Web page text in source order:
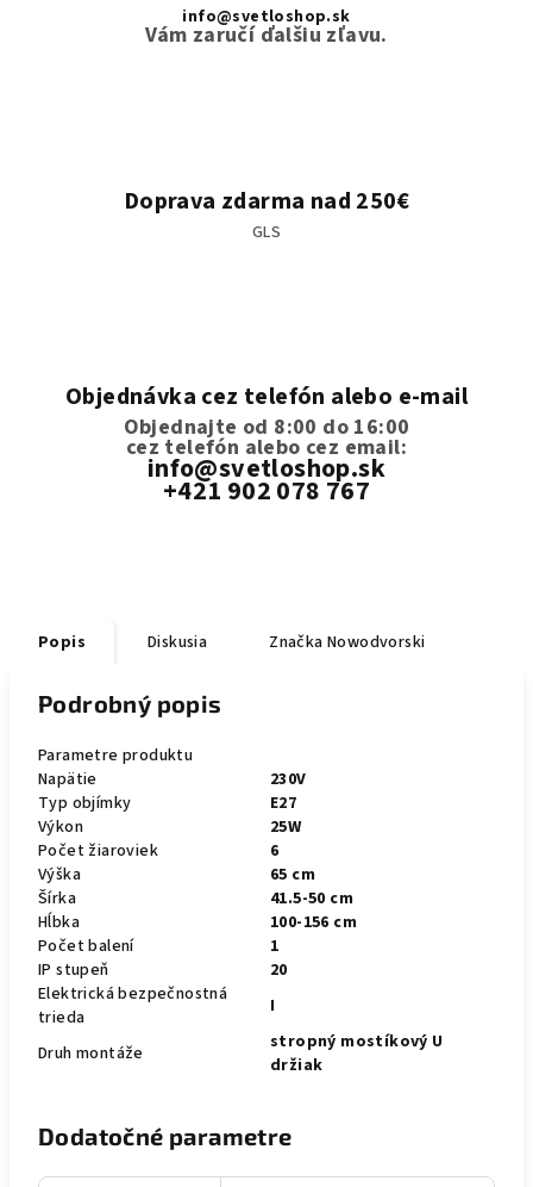
info@svetloshop.sk
Vám zaručí ďalšiu zľavu.
Doprava zdarma nad 250€
GLS
Objednávka cez telefón alebo e-mail
Objednajte od 8:00 do 16:00
cez telefón alebo cez email:
info@svetloshop.sk
+421 902 078 767
Popis Diskusia Značka Nowodvorski
Podrobný popis
Parametre produktu
Napätie
230V
Typ objímky
E27
Výkon
25W
Počet žiaroviek
6
Výška
65 cm
Šírka
41.5-50 cm
Hĺbka
100-156 cm
Počet balení
1
IP stupeň
20
Elektrická bezpečnostná
trieda
I
Druh montáže
stropný mostíkový U
držiak
Dodatočné parametre